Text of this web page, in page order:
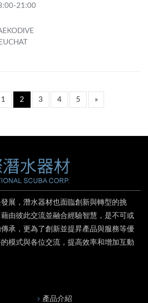
21:00
1 2 3 4 5 »
展，潛水器材也面臨創新與轉型的挑
由彼此交流並融合經驗智慧，是不可或
承，更為了創新並提昇產品與服務等優
模式與各位交流，提高效率和增加互動
產品介紹